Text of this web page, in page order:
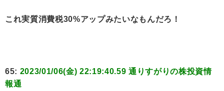
これ実質消費税30%アップみたいなもんだろ！
65: 2023/01/06(金) 22:19:40.59 通りすがりの株投資情
報通